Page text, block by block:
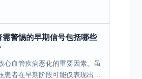
病危险因素（年龄、吸烟、血
需警惕的早期信号包括哪些
心血管疾病恶化的重要因素。虽
患者在早期阶段可能仅表现出轻